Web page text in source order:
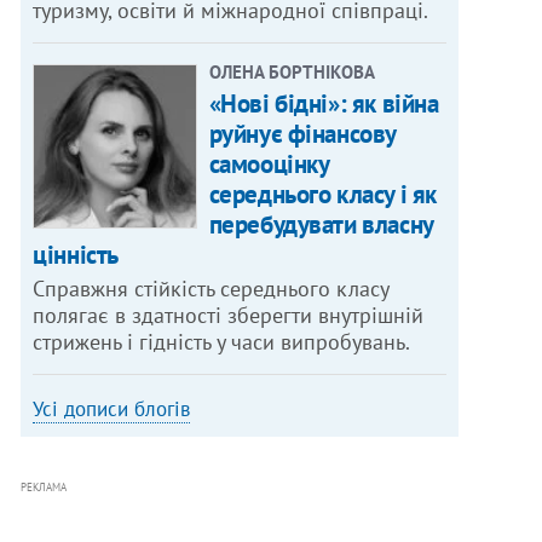
туризму, освіти й міжнародної співпраці.
ОЛЕНА БОРТНІКОВА
«Нові бідні»: як війна
руйнує фінансову
самооцінку
середнього класу і як
перебудувати власну
цінність
Справжня стійкість середнього класу
полягає в здатності зберегти внутрішній
стрижень і гідність у часи випробувань.
Усі дописи блогів
РЕКЛАМА